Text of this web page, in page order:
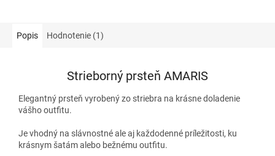
Popis Hodnotenie (1)
Strieborný prsteň AMARIS
Elegantný prsteň vyrobený zo striebra na krásne doladenie
vášho outfitu.
Je vhodný na slávnostné ale aj každodenné príležitosti, ku
krásnym šatám alebo bežnému outfitu.